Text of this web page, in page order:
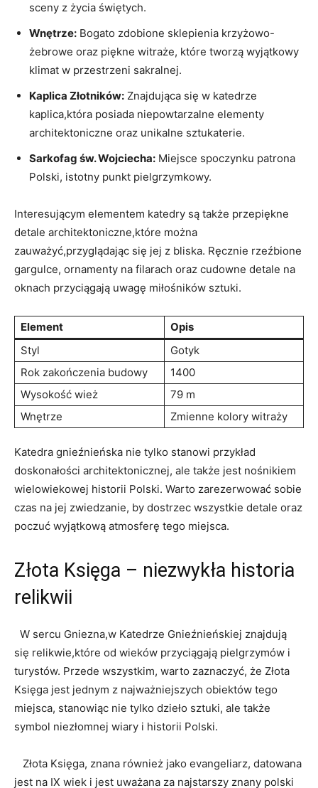
sceny z⁤ życia świętych.
Wnętrze: Bogato zdobione sklepienia krzyżowo-
żebrowe oraz⁤ piękne‍ witraże,​ które tworzą​ wyjątkowy
klimat w przestrzeni ⁢sakralnej.
Kaplica Złotników: Znajdująca się w⁤ katedrze
kaplica,która posiada ​niepowtarzalne elementy
architektoniczne ‌oraz⁤ unikalne sztukaterie.
Sarkofag św. Wojciecha: Miejsce spoczynku patrona
Polski, istotny punkt pielgrzymkowy.
Interesującym elementem katedry są także przepiękne
⁣detale​ architektoniczne,które można‌
zauważyć,przyglądając się​ jej ‍z bliska.⁢ Ręcznie rzeźbione⁤
gargulce,​ ornamenty na ⁤filarach oraz​ cudowne detale ⁢na
⁢oknach przyciągają ‍uwagę‍ miłośników sztuki.
Element
Opis
Styl
Gotyk
Rok zakończenia budowy
1400
Wysokość wież
79 ‌m
Wnętrze
Zmienne kolory witraży
Katedra gnieźnieńska nie⁤ tylko stanowi ⁢przykład ​
doskonałości⁣ architektonicznej, ‌ale także jest⁤ nośnikiem
wielowiekowej historii ‌Polski.‍ Warto zarezerwować sobie⁤
czas na jej ⁤zwiedzanie, by dostrzec ⁢wszystkie detale oraz
poczuć wyjątkową atmosferę tego miejsca.
Złota Księga – ​niezwykła historia
‌relikwii
‌ ⁣ ⁤W ⁤sercu Gniezna,w⁤ Katedrze Gnieźnieńskiej znajdują‌
się relikwie,które od​ wieków przyciągają pielgrzymów i
turystów.‌ Przede wszystkim, ⁣warto zaznaczyć, że⁣ Złota
⁤Księga jest​ jednym ⁢z ⁤najważniejszych​ obiektów tego
miejsca, stanowiąc ​nie tylko dzieło sztuki, ⁢ale‌ także
symbol niezłomnej⁤ wiary i historii⁤ Polski.
⁤ ‍ ‌ Złota Księga, znana również jako evangeliarz, datowana
jest na IX wiek​ i jest uważana za ‌najstarszy znany polski